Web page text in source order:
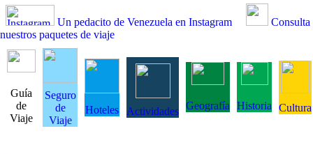
Un pedacito de Venezuela en Instagram
Consulta
nuestros paquetes de viaje
Guía
de
Viaje
Seguro
de
Viaje
Hoteles Actividades Geografía Historia Cultura